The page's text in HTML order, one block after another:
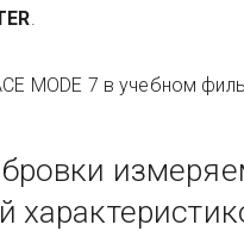
.
MODE 7 в учебном